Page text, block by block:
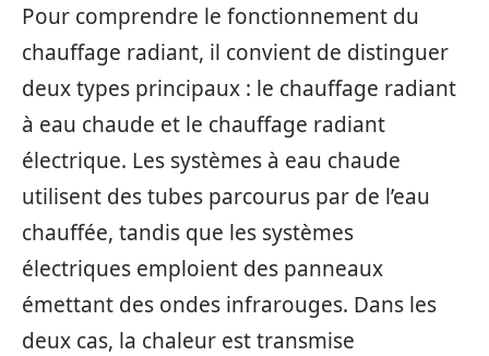
Pour comprendre le fonctionnement du
chauffage radiant, il convient de distinguer
deux types principaux : le chauffage radiant
à eau chaude et le chauffage radiant
électrique. Les systèmes à eau chaude
utilisent des tubes parcourus par de l’eau
chauffée, tandis que les systèmes
électriques emploient des panneaux
émettant des ondes infrarouges. Dans les
deux cas, la chaleur est transmise